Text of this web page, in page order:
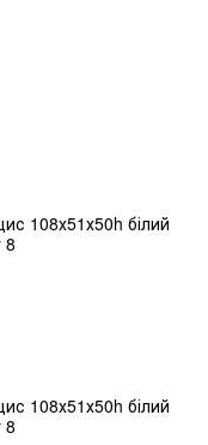
108х51х50h білий
8
108х51х50h білий
8